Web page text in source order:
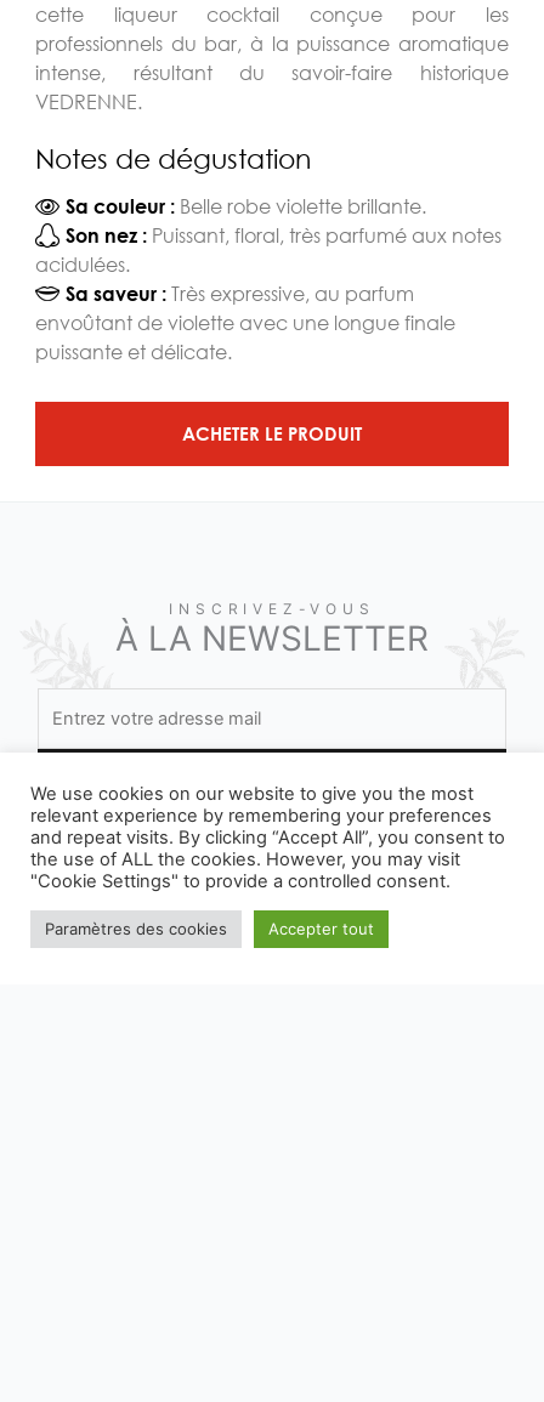
cette liqueur cocktail conçue pour les
professionnels du bar, à la puissance aromatique
intense, résultant du savoir-faire historique
VEDRENNE.
Notes de dégustation
Sa couleur : Belle robe violette brillante.
Son nez : Puissant, floral, très parfumé aux notes
acidulées.
Sa saveur : Très expressive, au parfum
envoûtant de violette avec une longue finale
puissante et délicate.
ACHETER LE PRODUIT
INSCRIVEZ-VOUS
À LA NEWSLETTER
En vous inscrivant, vous acceptez nos conditions
We use cookies on our website to give you the most
relevant experience by remembering your preferences
and repeat visits. By clicking “Accept All”, you consent to
the use of ALL the cookies. However, you may visit
"Cookie Settings" to provide a controlled consent.
Paramètres des cookies Accepter tout